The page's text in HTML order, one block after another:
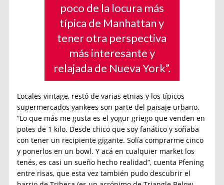
poco de la locura más
típica de Manhattan y
tener otra perspectiva
más interesante y
relajada de Nueva York”.
Locales vintage, restó de varias etnias y los típicos
supermercados yankees son parte del paisaje urbano.
“Lo que más me gusta es el yogur griego que venden en
potes de 1 kilo. Desde chico que soy fanático y soñaba
con tener un recipiente gigante. Solía comprarme cinco
y ponerlos en un bowl. Y acá en cualquier market los
tenés, es casi un sueño hecho realidad”, cuenta Pfening
entre risas, que esta vez también pudo descubrir el